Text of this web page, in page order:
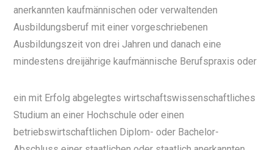
anerkannten kaufmännischen oder verwaltenden
Ausbildungsberuf mit einer vorgeschriebenen
Ausbildungszeit von drei Jahren und danach eine
mindestens dreijährige kaufmännische Berufspraxis oder
ein mit Erfolg abgelegtes wirtschaftswissenschaftliches
Studium an einer Hochschule oder einen
betriebswirtschaftlichen Diplom- oder Bachelor-